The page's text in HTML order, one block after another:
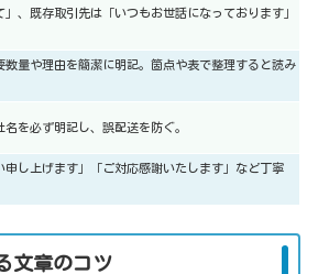
、既存取引先は「いつもお世話になっております」
数量や理由を簡潔に明記。箇点や表で整理すると読み
を必ず明記し、誤配送を防ぐ。
申し上げます」「ご対応感謝いたします」など丁寧
文章のコツ